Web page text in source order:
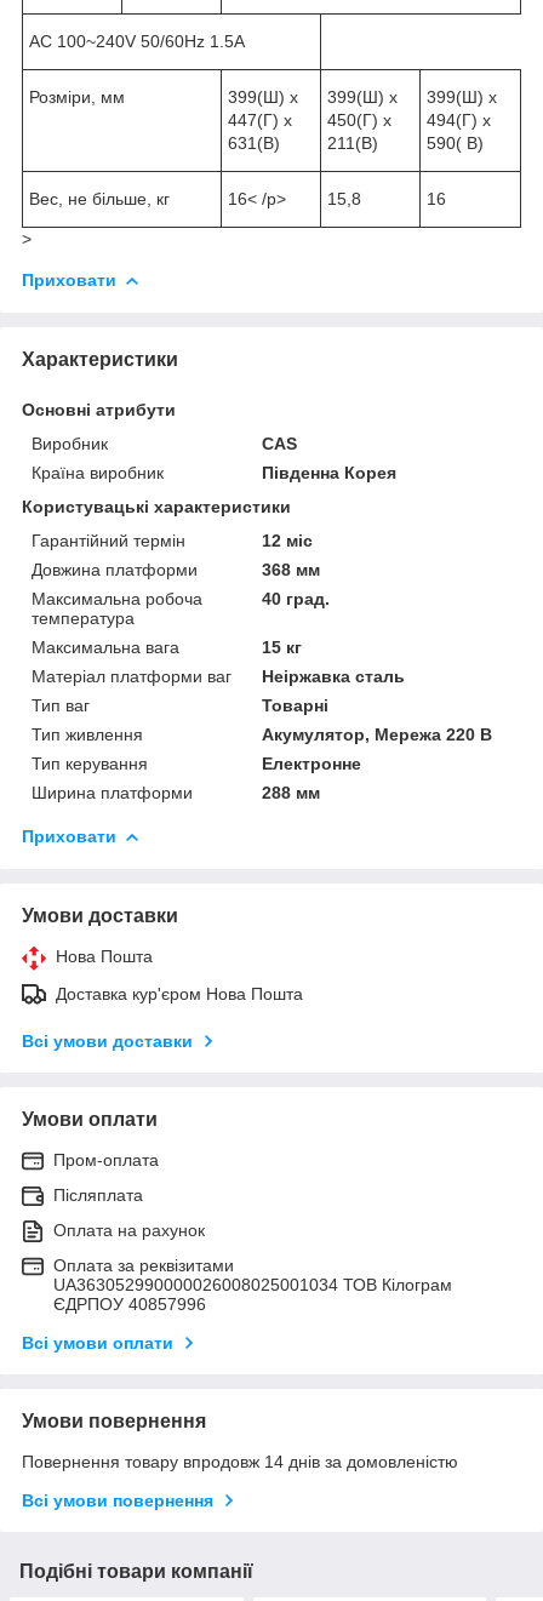
AC 100~240V 50/60Hz 1.5A
Розміри, мм
399(Ш) x
447(Г) x
631(В)
399(Ш) x
450(Г) x
211(В)
399(Ш) x
494(Г) x
590( В)
Вес, не більше, кг 16< /p> 15,8 16
>
Приховати
Характеристики
Основні атрибути
Виробник
CAS
Країна виробник
Південна Корея
Користувацькі характеристики
Гарантійний термін
12 міс
Довжина платформи
368 мм
Максимальна робоча
температура
40 град.
Максимальна вага
15 кг
Матеріал платформи ваг
Неіржавка сталь
Тип ваг
Товарні
Тип живлення
Акумулятор, Мережа 220 В
Тип керування
Електронне
Ширина платформи
288 мм
Приховати
Умови доставки
Нова Пошта
Доставка кур'єром Нова Пошта
Всі умови доставки
Умови оплати
Пром-оплата
Післяплата
Оплата на рахунок
Оплата за реквізитами
UA363052990000026008025001034 ТОВ Кілограм
ЄДРПОУ 40857996
Всі умови оплати
Умови повернення
Повернення товару впродовж 14 днів за домовленістю
Всі умови повернення
Подібні товари компанії